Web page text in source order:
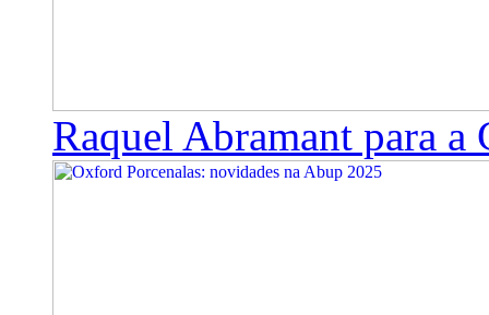
Raquel Abramant para a